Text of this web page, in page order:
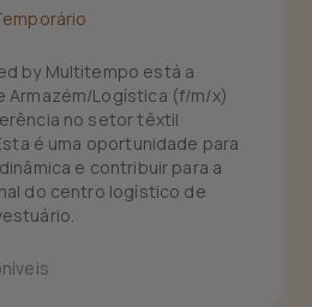
by Multitempo está a
Armazém/Logística (f/m/x)
no setor têxtil
é uma oportunidade para
e contribuir para a
do centro logístico de